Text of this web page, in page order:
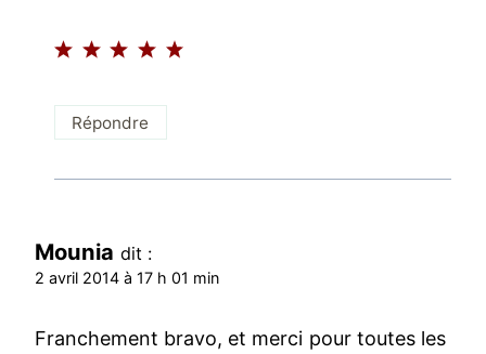
Répondre
Mounia dit :
2 avril 2014 à 17 h 01 min
Franchement bravo, et merci pour toutes les